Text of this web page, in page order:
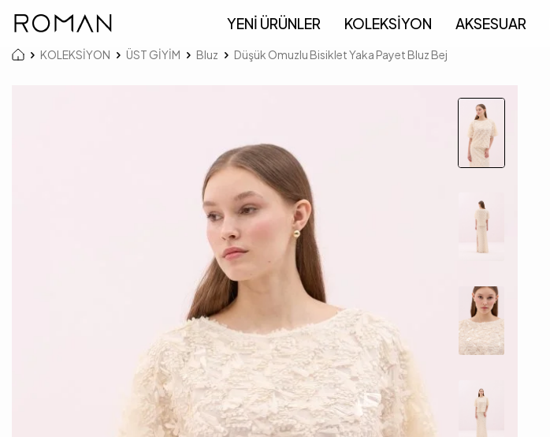
YENİ ÜRÜNLER KOLEKSİYON AKSESUAR
KOLEKSİYON ÜST GİYİM Bluz Düşük Omuzlu Bisiklet Yaka Payet Bluz Bej